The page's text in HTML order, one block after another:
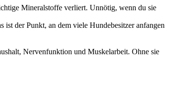
Mineralstoffe verliert. Unnötig, wenn du sie
der Punkt, an dem viele Hundebesitzer anfangen
Nervenfunktion und Muskelarbeit. Ohne sie